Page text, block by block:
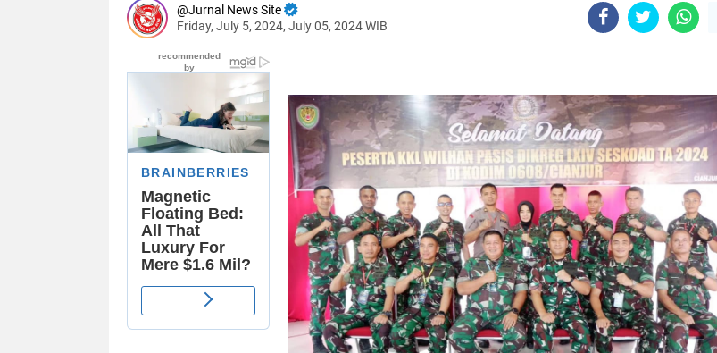
Jurnal News Site
Friday, July 5, 2024, July 05, 2024 WIB